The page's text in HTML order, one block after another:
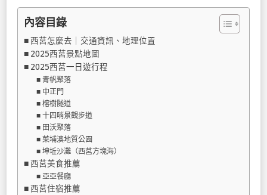
內容目錄
西莒怎麼去｜交通資訊、地理位置
2025西莒景點地圖
2025西莒一日遊行程
青帆聚落
中正門
榕樹隧道
十四哨景觀步道
田沃聚落
菜埔澳地質公園
坤坵沙灘（西莒方塊海）
西莒美食推薦
亞亞餐廳
西莒住宿推薦